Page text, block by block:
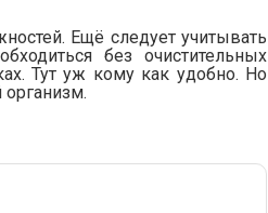
Ещё следует учитывать
без очистительных
Тут уж кому как удобно. Но